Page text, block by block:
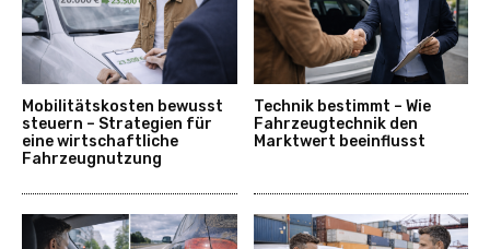
Mobilitätskosten bewusst
steuern – Strategien für
eine wirtschaftliche
Fahrzeugnutzung
Technik bestimmt – Wie
Fahrzeugtechnik den
Marktwert beeinflusst